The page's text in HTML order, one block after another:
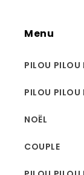
Menu
PILOU PILOU
PILOU PILOU
NOËL
COUPLE